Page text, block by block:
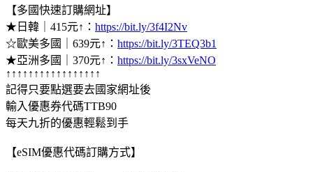
【多國快速訂購網址】
★日韓｜415元↑： https://bit.ly/3f4I2Nv
☆歐美多國｜639元↑： https://bit.ly/3TEQ3b1
★亞洲多國｜370元↑： https://bit.ly/3sxVeNO
↑↑↑↑↑↑↑↑↑↑↑↑↑↑↑↑↑
記得只要點選要去國家網址後
輸入優惠券代碼TTB90
每天九折的優惠輕鬆到手
【eSIM優惠代碼訂購方式】